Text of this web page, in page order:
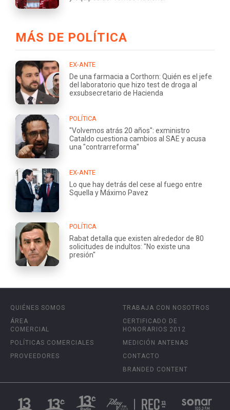
MÁS DE POLÍTICA
EX-ANTE
De una farmacia a Corthorn: Quién es el jefe
del laboratorio que hizo test de droga al
exsubsecretario de Hacienda
POLÍTICA
"Volvemos atrás 20 años": exministro
Cataldo cuestiona cambios al SAE y acusa
una "contrarreforma"
EX-ANTE
Lo que hay detrás del cese al fuego entre
Squella y Máximo Pavez
POLÍTICA
Rabat detalla que existen alrededor de 80
solicitudes de indultos: "No existe una
presión"
QUIÉNES SOMOS
ÁREA
COMERCIAL
POLÍTICAS COMERCIALES
PROVEEDORES
TRABAJA CON NOSOTROS
CERTIFICADO DE
HONORARIOS 2012
MEDICIÓN ANTENAS
CONTACTO
BRANDED CONTENT